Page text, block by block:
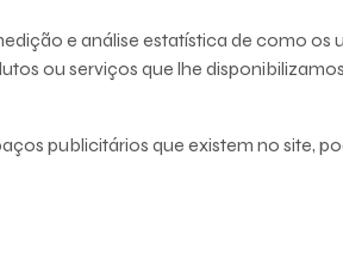
e análise estatística de como os
ou serviços que lhe
publicitários que existem no site,